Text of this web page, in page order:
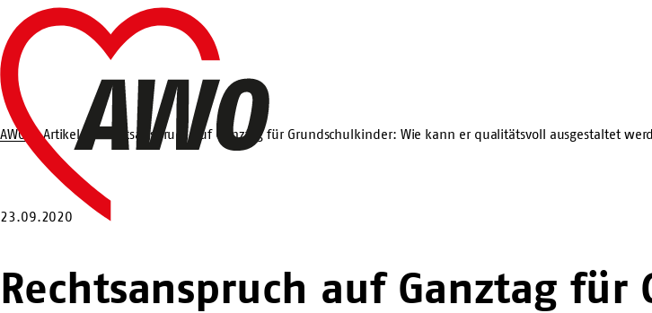
Zum
Hauptinhalt
springen
Startseite
Suche
AWO Artikel Rechtsanspruch auf Ganztag für Grundschulkinder: Wie kann er qualitätsvoll ausgestaltet
23.09.2020
Rechtsanspruch auf Ganztag